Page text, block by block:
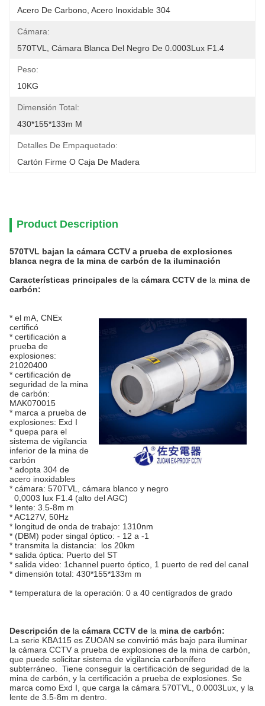
Acero De Carbono, Acero Inoxidable 304
Cámara:
570TVL, Cámara Blanca Del Negro De 0.0003Lux F1.4
Peso:
10KG
Dimensión Total:
430*155*133m M
Detalles De Empaquetado:
Cartón Firme O Caja De Madera
Product Description
570TVL bajan la cámara CCTV a prueba de explosiones
blanca negra de la mina de carbón de la iluminación
Características principales de la cámara CCTV de la mina de
carbón:
* el mA, CNEx
certificó
* certificación a
prueba de
explosiones:
21020400
* certificación de
seguridad de la mina
de carbón:
MAK070015
* marca a prueba de
explosiones: Exd I
* quepa para el
sistema de vigilancia
inferior de la mina de
carbón
* adopta 304 de
acero inoxidables
* cámara: 570TVL, cámara blanco y negro
0,0003 lux F1.4 (alto del AGC)
* lente: 3.5-8m m
* AC127V, 50Hz
* longitud de onda de trabajo: 1310nm
* (DBM) poder singal óptico: - 12 a -1
* transmita la distancia: los 20km
* salida óptica: Puerto del ST
* salida video: 1channel puerto óptico, 1 puerto de red del canal
* dimensión total: 430*155*133m m
* temperatura de la operación: 0 a 40 centígrados de grado
Descripción de la cámara CCTV de la mina de carbón:
La serie KBA115 es ZUOAN se convirtió más bajo para iluminar
la cámara CCTV a prueba de explosiones de la mina de carbón,
que puede solicitar sistema de vigilancia carbonífero
subterráneo. Tiene conseguir la certificación de seguridad de la
mina de carbón, y la certificación a prueba de explosiones. Se
marca como Exd I, que carga la cámara 570TVL, 0.0003Lux, y la
lente de 3.5-8m m dentro.